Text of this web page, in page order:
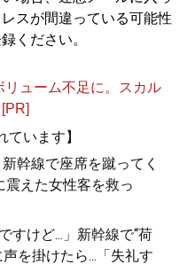
スが間違っている可能性
ください。
ューム不足に。スカル
ています】
幹線で座席を蹴ってく
震えた女性客を救っ
すけど...」新幹線で“荷
を掛けたら...「失礼す